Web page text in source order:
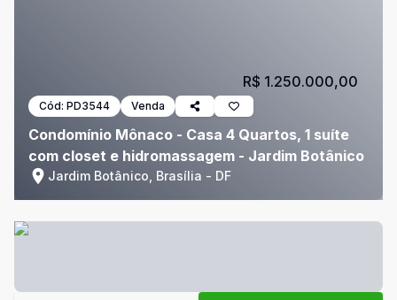
Cód: PD3544 Venda
Condomínio Mônaco - Casa 4 Quartos, 1 suíte
com closet e hidromassagem - Jardim Botânico
Jardim Botânico, Brasília - DF
R$ 1.250.000,00